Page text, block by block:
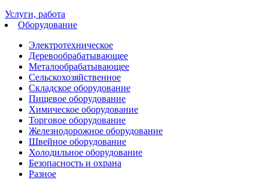
Услуги, работа
Оборудование
Электротехническое
Деревообрабатывающее
Металообрабатывающее
Сельскохозяйственное
Cкладское оборудование
Пищевое оборудование
Химическое оборудование
Торговое оборудование
Железнодорожное оборудование
Швейное оборудование
Холодильное оборудование
Безопасность и охрана
Разное